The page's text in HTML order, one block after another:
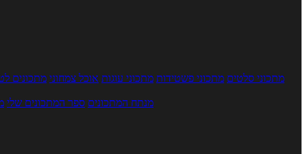
מתכוני סלטים מתכוני פשטידות מתכוני עוגות אוכל צמחוני מתכונים
מנתח המתכונים ספר המתכונים שלי